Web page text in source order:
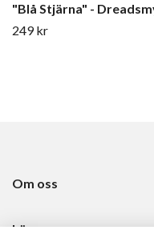
"Blå Stjärna" -
249 kr
Om oss
Läs mer